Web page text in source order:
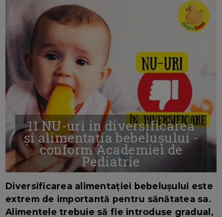
11 NU-uri in diversificarea
și alimentația bebelușului -
conform Academiei de
Pediatrie
Diversificarea alimentației bebelușului este
extrem de importantă pentru sănătatea sa.
Alimentele trebuie să fie introduse gradual,